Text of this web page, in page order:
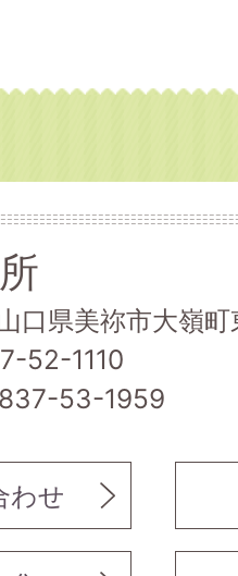
口県美祢市大嶺
52-1110
53-1959
わせ